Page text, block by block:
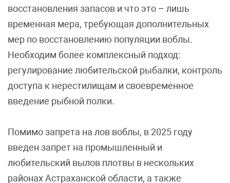
восстановления запасов и что это – лишь
временная мера, требующая дополнительных
мер по восстановлению популяции воблы.
Необходим более комплексный подход:
регулирование любительской рыбалки, контроль
доступа к нерестилищам и своевременное
введение рыбной полки.
Помимо запрета на лов воблы, в 2025 году
введен запрет на промышленный и
любительский вылов плотвы в нескольких
районах Астраханской области, а также